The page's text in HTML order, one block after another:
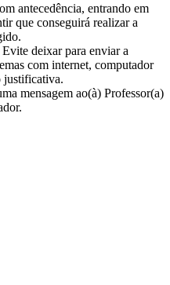
antecedência, entrando em
que conseguirá realizar a
deixar para enviar a
com internet, computador
justificativa.
mensagem ao(à) Professor(a)